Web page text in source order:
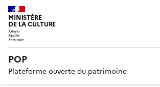
MINISTÈRE
DE LA CULTURE
POP
Plateforme ouverte du patrimoine